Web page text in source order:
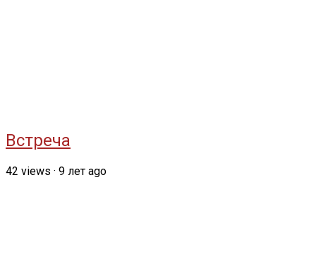
Встреча
42 views · 9 лет ago